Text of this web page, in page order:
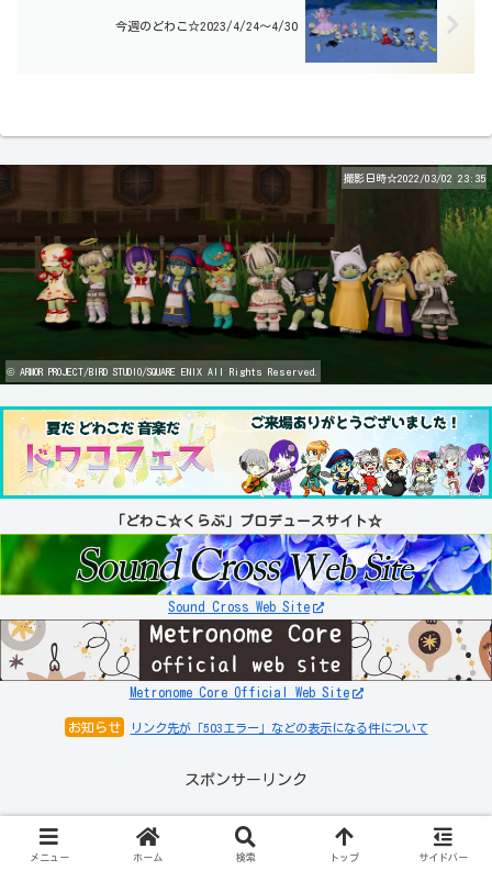
今週のどわこ☆2023/4/24～4/30
撮影日時☆2022/03/02 23:35
© ARMOR PROJECT/BIRD STUDIO/SQUARE ENIX All Rights Reserved.
「どわこ☆くらぶ」プロデュースサイト☆
Sound Cross Web Site
Metronome Core Official Web Site
お知らせ リンク先が「503エラー」などの表示になる件について
スポンサーリンク
メニュー ホーム 検索 トップ サイドバー